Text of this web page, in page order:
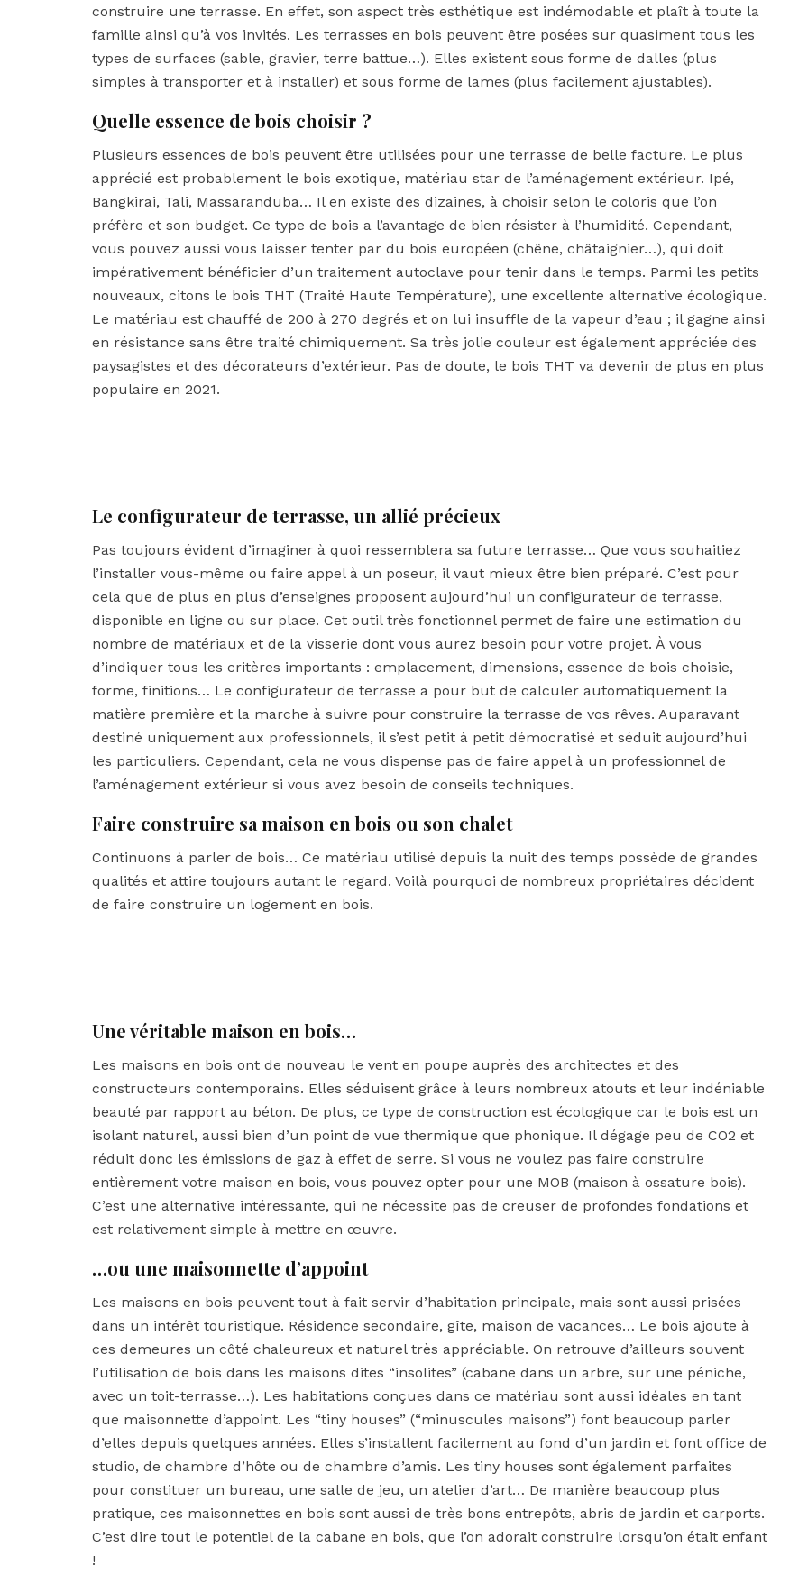
construire une terrasse. En effet, son aspect très esthétique est indémodable et plaît à toute la
famille ainsi qu’à vos invités. Les terrasses en bois peuvent être posées sur quasiment tous les
types de surfaces (sable, gravier, terre battue…). Elles existent sous forme de dalles (plus
simples à transporter et à installer) et sous forme de lames (plus facilement ajustables).
Quelle essence de bois choisir ?
Plusieurs essences de bois peuvent être utilisées pour une terrasse de belle facture. Le plus
apprécié est probablement le bois exotique, matériau star de l’aménagement extérieur. Ipé,
Bangkirai, Tali, Massaranduba… Il en existe des dizaines, à choisir selon le coloris que l’on
préfère et son budget. Ce type de bois a l’avantage de bien résister à l’humidité. Cependant,
vous pouvez aussi vous laisser tenter par du bois européen (chêne, châtaignier…), qui doit
impérativement bénéficier d’un traitement autoclave pour tenir dans le temps. Parmi les petits
nouveaux, citons le bois THT (Traité Haute Température), une excellente alternative écologique.
Le matériau est chauffé de 200 à 270 degrés et on lui insuffle de la vapeur d’eau ; il gagne ainsi
en résistance sans être traité chimiquement. Sa très jolie couleur est également appréciée des
paysagistes et des décorateurs d’extérieur. Pas de doute, le bois THT va devenir de plus en plus
populaire en 2021.
Le configurateur de terrasse, un allié précieux
Pas toujours évident d’imaginer à quoi ressemblera sa future terrasse… Que vous souhaitiez
l’installer vous-même ou faire appel à un poseur, il vaut mieux être bien préparé. C’est pour
cela que de plus en plus d’enseignes proposent aujourd’hui un configurateur de terrasse,
disponible en ligne ou sur place. Cet outil très fonctionnel permet de faire une estimation du
nombre de matériaux et de la visserie dont vous aurez besoin pour votre projet. À vous
d’indiquer tous les critères importants : emplacement, dimensions, essence de bois choisie,
forme, finitions… Le configurateur de terrasse a pour but de calculer automatiquement la
matière première et la marche à suivre pour construire la terrasse de vos rêves. Auparavant
destiné uniquement aux professionnels, il s’est petit à petit démocratisé et séduit aujourd’hui
les particuliers. Cependant, cela ne vous dispense pas de faire appel à un professionnel de
l’aménagement extérieur si vous avez besoin de conseils techniques.
Faire construire sa maison en bois ou son chalet
Continuons à parler de bois… Ce matériau utilisé depuis la nuit des temps possède de grandes
qualités et attire toujours autant le regard. Voilà pourquoi de nombreux propriétaires décident
de faire construire un logement en bois.
Une véritable maison en bois…
Les maisons en bois ont de nouveau le vent en poupe auprès des architectes et des
constructeurs contemporains. Elles séduisent grâce à leurs nombreux atouts et leur indéniable
beauté par rapport au béton. De plus, ce type de construction est écologique car le bois est un
isolant naturel, aussi bien d’un point de vue thermique que phonique. Il dégage peu de CO2 et
réduit donc les émissions de gaz à effet de serre. Si vous ne voulez pas faire construire
entièrement votre maison en bois, vous pouvez opter pour une MOB (maison à ossature bois).
C’est une alternative intéressante, qui ne nécessite pas de creuser de profondes fondations et
est relativement simple à mettre en œuvre.
…ou une maisonnette d’appoint
Les maisons en bois peuvent tout à fait servir d’habitation principale, mais sont aussi prisées
dans un intérêt touristique. Résidence secondaire, gîte, maison de vacances… Le bois ajoute à
ces demeures un côté chaleureux et naturel très appréciable. On retrouve d’ailleurs souvent
l’utilisation de bois dans les maisons dites “insolites” (cabane dans un arbre, sur une péniche,
avec un toit-terrasse…). Les habitations conçues dans ce matériau sont aussi idéales en tant
que maisonnette d’appoint. Les “tiny houses” (“minuscules maisons”) font beaucoup parler
d’elles depuis quelques années. Elles s’installent facilement au fond d’un jardin et font office de
studio, de chambre d’hôte ou de chambre d’amis. Les tiny houses sont également parfaites
pour constituer un bureau, une salle de jeu, un atelier d’art… De manière beaucoup plus
pratique, ces maisonnettes en bois sont aussi de très bons entrepôts, abris de jardin et carports.
C’est dire tout le potentiel de la cabane en bois, que l’on adorait construire lorsqu’on était enfant
!